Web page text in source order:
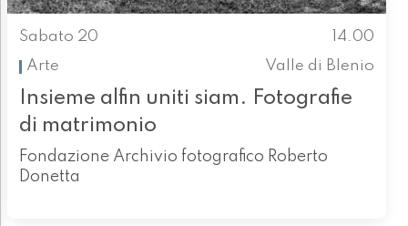
Sabato 20
14.00
Arte
Valle di Blenio
Insieme alfin uniti siam. Fotografie
di matrimonio
Fondazione Archivio fotografico Roberto
Donetta